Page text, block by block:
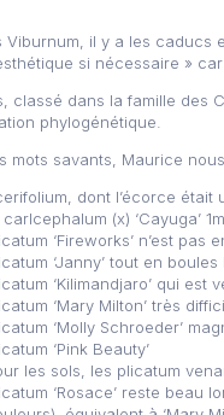
Viburnum, il y a les caducs
si nécessaire »
classé dans la famille des
phylogénétique.
mots savants, Maurice
dont l’écorce était
carlcephalum (x) ‘Cayuga’
‘Fireworks’ n’est
‘Janny’ tout en
‘Kilimandjaro’ qui est
‘Mary Milton’ très
‘Molly Schroeder’
‘Pink Beauty’
les sols, les plicatum
‘Rosace’ reste beau